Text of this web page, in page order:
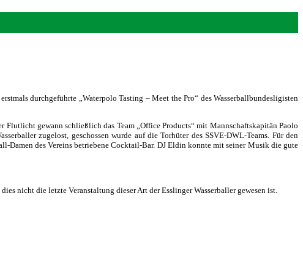
durchgeführte „Waterpolo Tasting – Meet the Pro“ des Wasserballbundesligisten
Flutlicht gewann schließlich das Team „Office Products“ mit Mannschaftskapitän Paolo
zugelost, geschossen wurde auf die Torhüter des SSVE-DWL-Teams. Für den
Damen des Vereins betriebene Cocktail-Bar. DJ Eldin konnte mit seiner Musik die gute
nicht die letzte Veranstaltung dieser Art der Esslinger Wasserballer gewesen ist.